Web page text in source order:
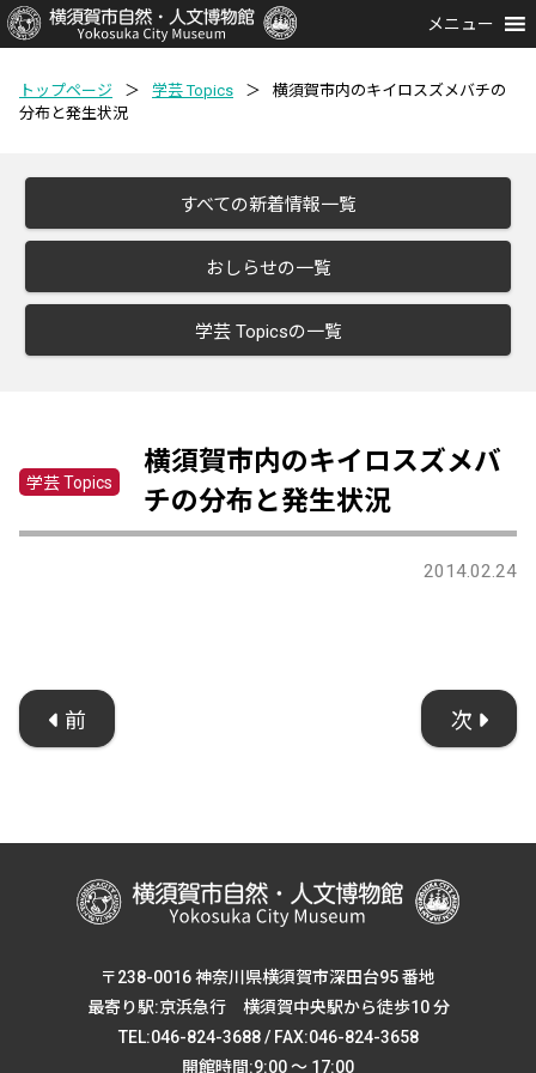
メニュー
トップページ ＞ 学芸 Topics ＞
横須賀市内のキイロスズメバチの
分布と発生状況
すべての新着情報一覧
おしらせの一覧
学芸 Topicsの一覧
学芸 Topics
横須賀市内のキイロスズメバ
チの分布と発生状況
2014.02.24
前 次
〒238-0016 神奈川県横須賀市深田台95 番地
最寄り駅:京浜急行 横須賀中央駅から徒歩10 分
TEL:046-824-3688 / FAX:046-824-3658
開館時間:9:00 ～ 17:00